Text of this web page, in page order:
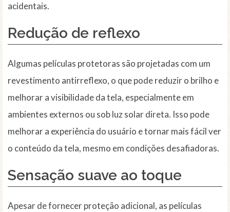
acidentais.
Redução de reflexo
Algumas películas protetoras são projetadas com um
revestimento antirreflexo, o que pode reduzir o brilho e
melhorar a visibilidade da tela, especialmente em
ambientes externos ou sob luz solar direta. Isso pode
melhorar a experiência do usuário e tornar mais fácil ver
o conteúdo da tela, mesmo em condições desafiadoras.
Sensação suave ao toque
Apesar de fornecer proteção adicional, as películas